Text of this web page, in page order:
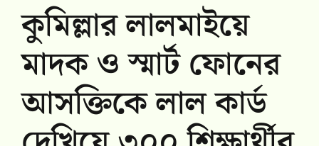
কুমিল্লার লালমাইয়ে
মাদক ও স্মার্ট ফোনের
আসক্তিকে লাল কার্ড